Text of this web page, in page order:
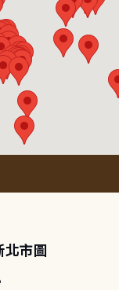
北市圖